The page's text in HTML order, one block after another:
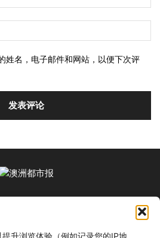
升浏览体验（例如记录您的IP地
姓名，电子邮件和网站，以便下次评